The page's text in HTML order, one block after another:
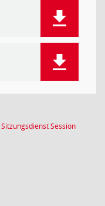
SitzungsdienstSession(Wird in